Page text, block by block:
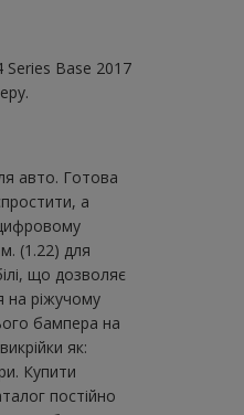
Series Base 2017
авто. Готова
а
(1.22) для
що дозволяє
на ріжучому
бампера на
як:
Купити
постійно